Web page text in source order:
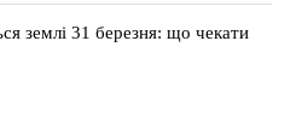
землі 31 березня: що чекати